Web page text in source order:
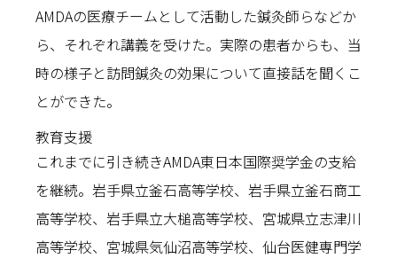
AMDAの医療チームとして活動した鍼灸師らなどか
ら、それぞれ講義を受けた。実際の患者からも、当
時の様子と訪問鍼灸の効果について直接話を聞くこ
とができた。
教育支援
これまでに引き続きAMDA東日本国際奨学金の支給
を継続。岩手県立釜石高等学校、岩手県立釜石商工
高等学校、岩手県立大槌高等学校、宮城県立志津川
高等学校、宮城県気仙沼高等学校、仙台医健専門学